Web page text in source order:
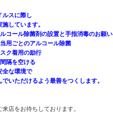
ルスに際し
しています。
コール除菌剤の設置と手指消毒のお願い
用ごとのアルコール除菌
ク着用の励行
隔を空ける
全な環境で
いただけるよう最善をつくします。
店をお待ちしております。